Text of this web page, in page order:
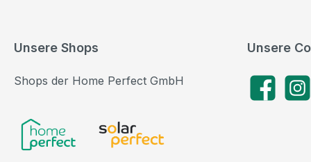
Unsere
Facebook
Unsere Shops
Shops der Home Perfect GmbH